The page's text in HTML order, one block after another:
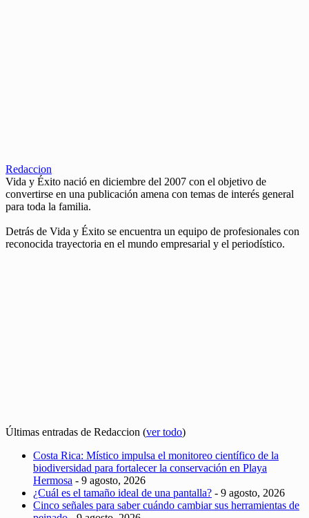
Redaccion
Vida y Éxito nació en diciembre del 2007 con el objetivo de
convertirse en una publicación amena con temas de interés general
para toda la familia.
Detrás de Vida y Éxito se encuentra un equipo de profesionales con
reconocida trayectoria en el mundo empresarial y el periodístico.
Últimas entradas de Redaccion (ver todo)
Costa Rica: Místico impulsa el monitoreo científico de la
biodiversidad para fortalecer la conservación en Playa
Hermosa - 9 agosto, 2026
¿Cuál es el tamaño ideal de una pantalla? - 9 agosto, 2026
Cinco señales para saber cuándo cambiar sus herramientas de